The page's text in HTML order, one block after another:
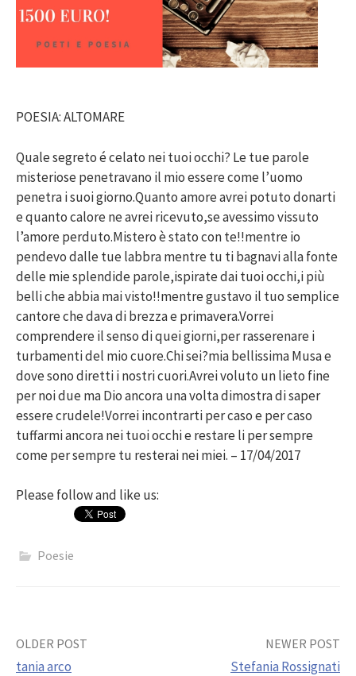
POESIA: ALTOMARE
Quale segreto é celato nei tuoi occhi? Le tue parole
misteriose penetravano il mio essere come l’uomo
penetra i suoi giorno.Quanto amore avrei potuto donarti
e quanto calore ne avrei ricevuto,se avessimo vissuto
l’amore perduto.Mistero è stato con te!!mentre io
pendevo dalle tue labbra mentre tu ti bagnavi alla fonte
delle mie splendide parole,ispirate dai tuoi occhi,i più
belli che abbia mai visto!!mentre gustavo il tuo semplice
cantore che dava di brezza e primavera.Vorrei
comprendere il senso di quei giorni,per rasserenare i
turbamenti del mio cuore.Chi sei?mia bellissima Musa e
dove sono diretti i nostri cuori.Avrei voluto un lieto fine
per noi due ma Dio ancora una volta dimostra di saper
essere crudele!Vorrei incontrarti per caso e per caso
tuffarmi ancora nei tuoi occhi e restare li per sempre
come per sempre tu resterai nei miei. – 17/04/2017
Please follow and like us:
Poesie
Post
OLDER POST
tania arco
NEWER POST
Stefania Rossignati